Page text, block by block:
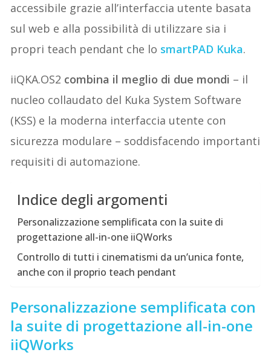
accessibile grazie all’interfaccia utente basata
sul web e alla possibilità di utilizzare sia i
propri teach pendant che lo smartPAD Kuka.
iiQKA.OS2 combina il meglio di due mondi – il
nucleo collaudato del Kuka System Software
(KSS) e la moderna interfaccia utente con
sicurezza modulare – soddisfacendo importanti
requisiti di automazione.
Indice degli argomenti
Personalizzazione semplificata con la suite di
progettazione all-in-one iiQWorks
Controllo di tutti i cinematismi da un’unica fonte,
anche con il proprio teach pendant
Personalizzazione semplificata con
la suite di progettazione all-in-one
iiQWorks